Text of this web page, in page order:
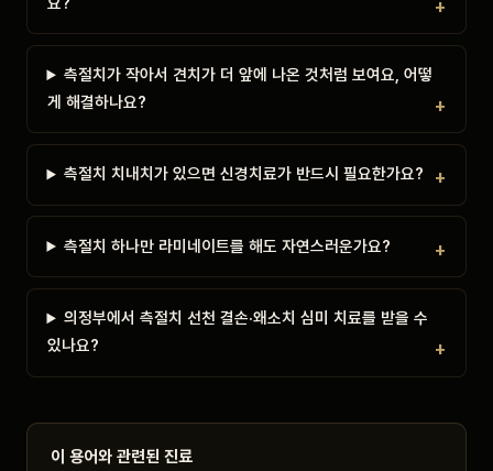
측절치가 작아서 견치가 더 앞에 나온 것처럼 보여요, 어떻
게 해결하나요?
측절치 치내치가 있으면 신경치료가 반드시 필요한가요?
측절치 하나만 라미네이트를 해도 자연스러운가요?
의정부에서 측절치 선천 결손·왜소치 심미 치료를 받을 수
있나요?
이 용어와 관련된 진료